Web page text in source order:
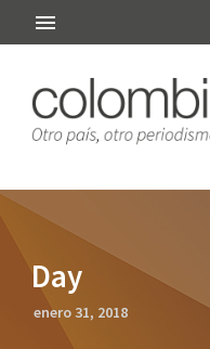
Day
enero 31, 2018